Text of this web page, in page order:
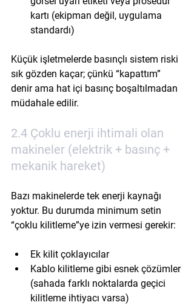
kartı (ekipman değil, uygulama
standardı)
Küçük işletmelerde basınçlı sistem riski
sık gözden kaçar; çünkü “kapattım”
denir ama hat içi basınç boşaltılmadan
müdahale edilir.
2.4 Çoklu enerji ihtimali olan
makineler (elektrik + basınç +
mekanik hareket)
Bazı makinelerde tek enerji kaynağı
yoktur. Bu durumda minimum setin
“çoklu kilitleme”ye izin vermesi gerekir:
Ek kilit çoklayıcılar
Kablo kilitleme gibi esnek çözümler
(sahada farklı noktalarda geçici
kilitleme ihtiyacı varsa)